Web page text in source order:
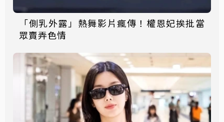
「側乳外露」熱舞影片瘋傳！權恩妃挨批當
眾賣弄色情